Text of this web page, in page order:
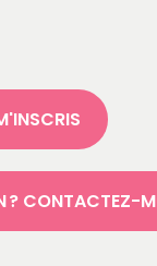
? CONTACTEZ-